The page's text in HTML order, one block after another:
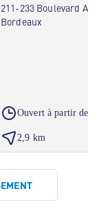
211-233 Boulevard
Bordeaux
Ouvert à partir de
2,9 km